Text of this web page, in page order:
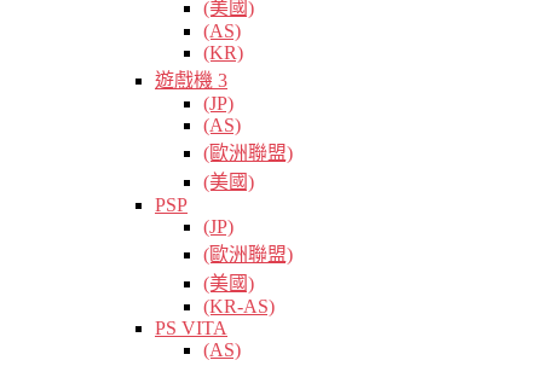
(美國)
(AS)
(KR)
遊戲機 3
(JP)
(AS)
(歐洲聯盟)
(美國)
PSP
(JP)
(歐洲聯盟)
(美國)
(KR-AS)
PS VITA
(AS)